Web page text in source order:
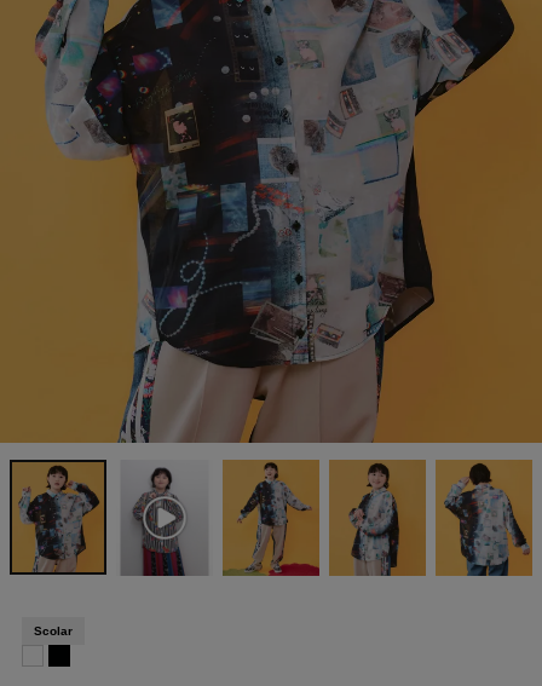
Scolar